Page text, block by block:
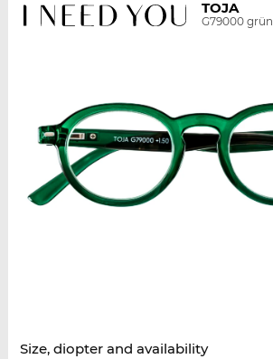
TOJA
G79000 grün
Size, diopter and availability